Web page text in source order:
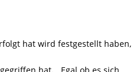
hat wird festgestellt haben,